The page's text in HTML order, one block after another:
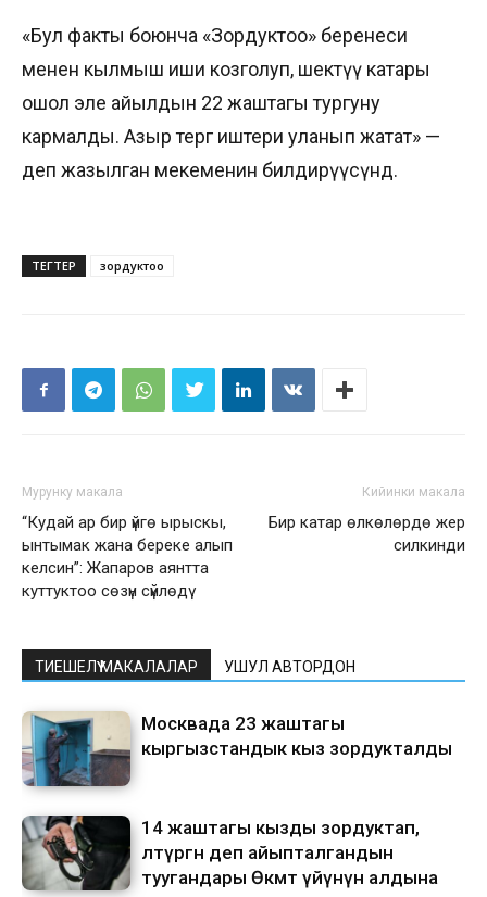
«Бул факты боюнча «Зордуктоо» беренеси
менен кылмыш иши козголуп, шектүү катары
ошол эле айылдын 22 жаштагы тургуну
кармалды. Азыр тергөө иштери уланып жатат» —
деп жазылган мекеменин билдирүүсүндө.
ТЕГТЕР зордуктоо
Мурунку макала
“Кудай ар бир үйгө ырыскы,
ынтымак жана береке алып
келсин”: Жапаров аянтта
куттуктоо сөзүн сүйлөдү
Кийинки макала
Бир катар өлкөлөрдө жер
силкинди
ТИЕШЕЛҮҮ МАКАЛАЛАР УШУЛ АВТОРДОН
Москвада 23 жаштагы
кыргызстандык кыз зордукталды
14 жаштагы кызды зордуктап,
өлтүргөн деп айыпталгандын
туугандары Өкмөт үйүнүн алдына